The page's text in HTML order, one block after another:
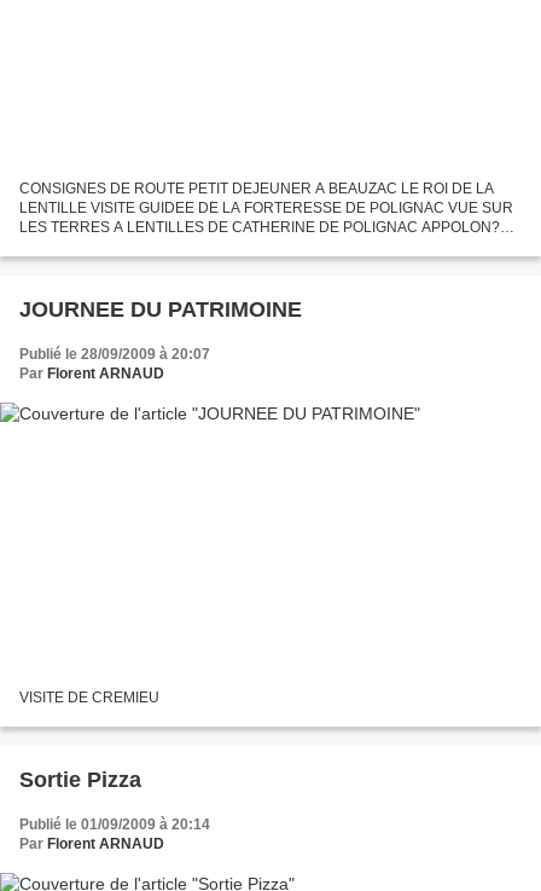
CONSIGNES DE ROUTE PETIT DEJEUNER A BEAUZAC LE ROI DE LA
LENTILLE VISITE GUIDEE DE LA FORTERESSE DE POLIGNAC VUE SUR
LES TERRES A LENTILLES DE CATHERINE DE POLIGNAC APPOLON???
JOURNEE DU PATRIMOINE
Publié le 28/09/2009 à 20:07
Par Florent ARNAUD
VISITE DE CREMIEU
Sortie Pizza
Publié le 01/09/2009 à 20:14
Par Florent ARNAUD